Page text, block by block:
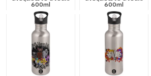
600ml
600ml